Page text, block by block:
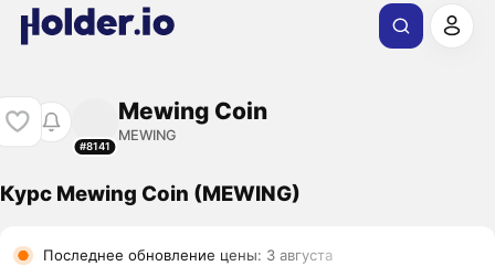
#8141
Mewing Coin
MEWING
Курс Mewing Coin (MEWING)
Последнее обновление цены: 3 августа